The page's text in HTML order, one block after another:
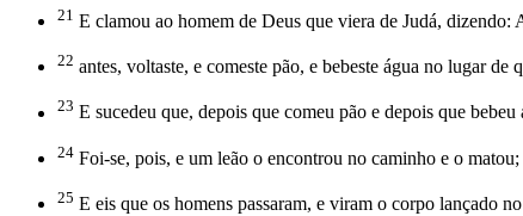
21 E clamou ao homem de Deus que viera de Judá, dizendo:
22 antes, voltaste, e comeste pão, e bebeste água no lugar
23 E sucedeu que, depois que comeu pão e depois que
24 Foi-se, pois, e um leão o encontrou no caminho e o
25 E eis que os homens passaram, e viram o corpo lançado